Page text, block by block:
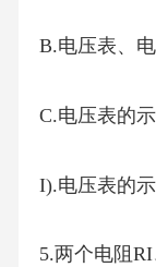
B.电压表、
C.电压表的
I).电压表的
5.两个电阻